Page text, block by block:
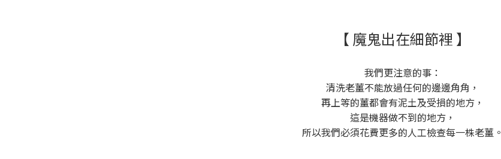
【 魔鬼出在細節裡 】
我們更注意的事：
清洗老薑不能放過任何的邊邊角角，
再上等的薑都會有泥土及受損的地方，
這是機器做不到的地方，
所以我們必須花費更多的人工檢查每一株老薑。